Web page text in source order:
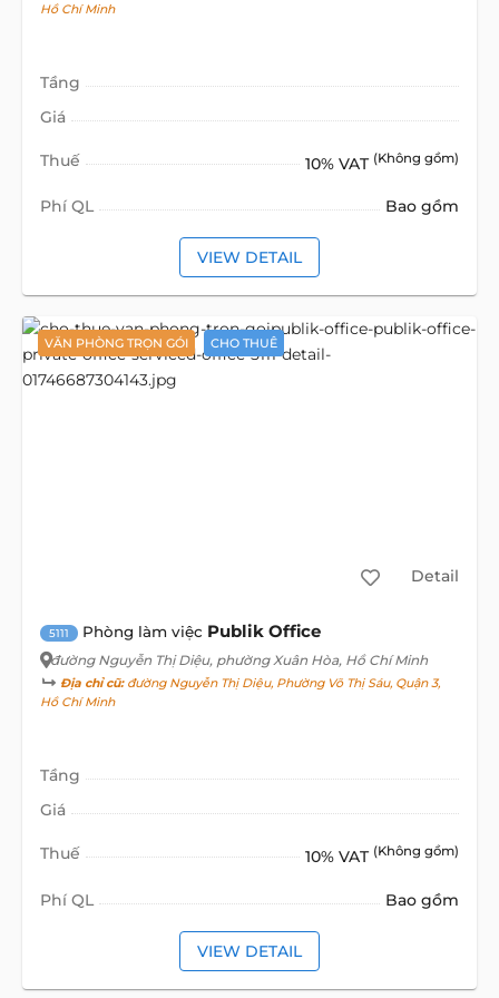
Hồ Chí Minh
Tầng
Giá
Thuế 10% VAT (Không gồm)
Phí QL Bao gồm
VIEW DETAIL
VĂN PHÒNG TRỌN GÓI CHO THUÊ
Detail
5111 Phòng làm việc Publik Office
đường Nguyễn Thị Diệu, phường Xuân Hòa, Hồ Chí Minh
Địa chỉ cũ:đường Nguyễn Thị Diệu, Phường Võ Thị Sáu, Quận 3,
Hồ Chí Minh
Tầng
Giá
Thuế 10% VAT (Không gồm)
Phí QL Bao gồm
VIEW DETAIL